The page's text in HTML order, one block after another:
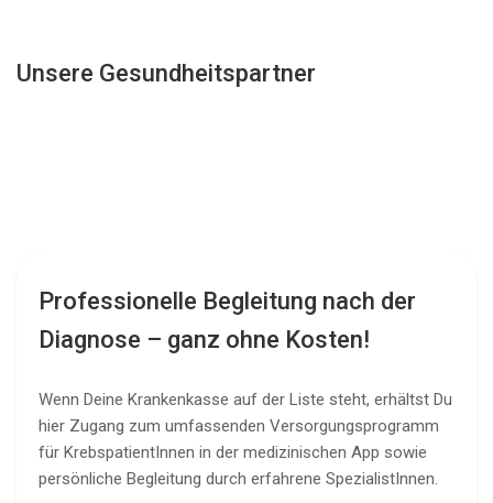
Unsere Gesundheitspartner
Professionelle Begleitung nach der
Diagnose – ganz ohne Kosten!
Wenn Deine Krankenkasse auf der Liste steht, erhältst Du
hier Zugang zum umfassenden Versorgungsprogramm
für KrebspatientInnen in der medizinischen App sowie
persönliche Begleitung durch erfahrene SpezialistInnen.